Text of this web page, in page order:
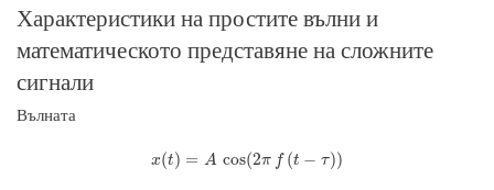
Характеристики на простите вълни и
математическото представяне на сложните
сигнали
Вълната
x(t) = A cos(2π f (t − τ))
x(t =Acos(2πf (t−τ ))